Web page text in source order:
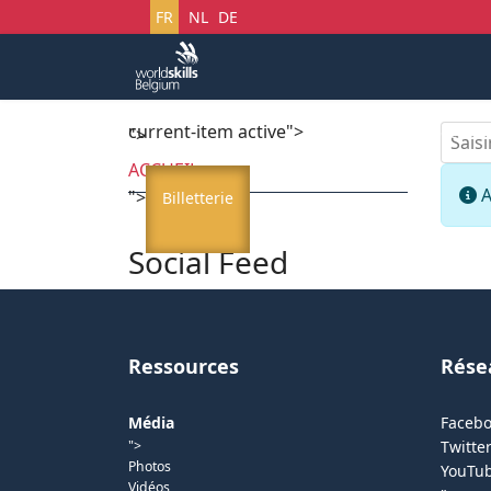
Sélectionnez votre langue
FR NL DE
current-item active"> Startech's
"> Billetterie
">
ACCUEIL
Social Feed
Ressources
Média
">
Photos
Vidéos